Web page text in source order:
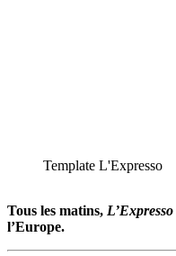
Template L'Expresso
Tous les matins, L’Expresso
l’Europe.